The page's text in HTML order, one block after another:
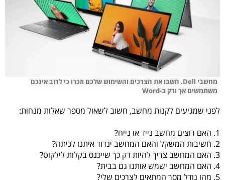
מחשבי Dell. חשבו את הצרכים והשימוש שלכם וזכרו כי לרוב אינכם
משתמשים אך ורק ב-Word
לפני שמגיעים לקנות מחשב, חשוב לשאול מספר שאלות מנחות:
1. האם רוצים מחשב נייד או נייח?
2. חשיבות המשקל והאם המחשב ינדוד איתנו לכיתה?
3. האם המחשב צריך להיות דק כך שייכנס בקלות לילקוט?
4. האם המחשב ישמש אותנו גם בבית?
5. מהו גודל מסך המתאים לצרכים שלי?